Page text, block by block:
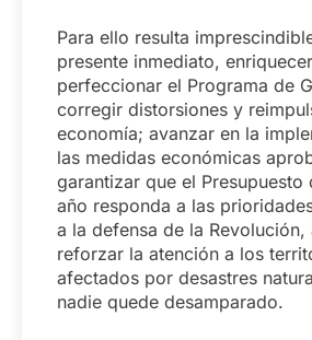
Para ello resulta
presente inmediato,
perfeccionar el Programa de
corregir distorsiones y
economía; avanzar en la
las medidas económicas
garantizar que el Presupuesto
año responda a las
a la defensa de la Revolución,
reforzar la atención a los
afectados por desastres
nadie quede desamparado.